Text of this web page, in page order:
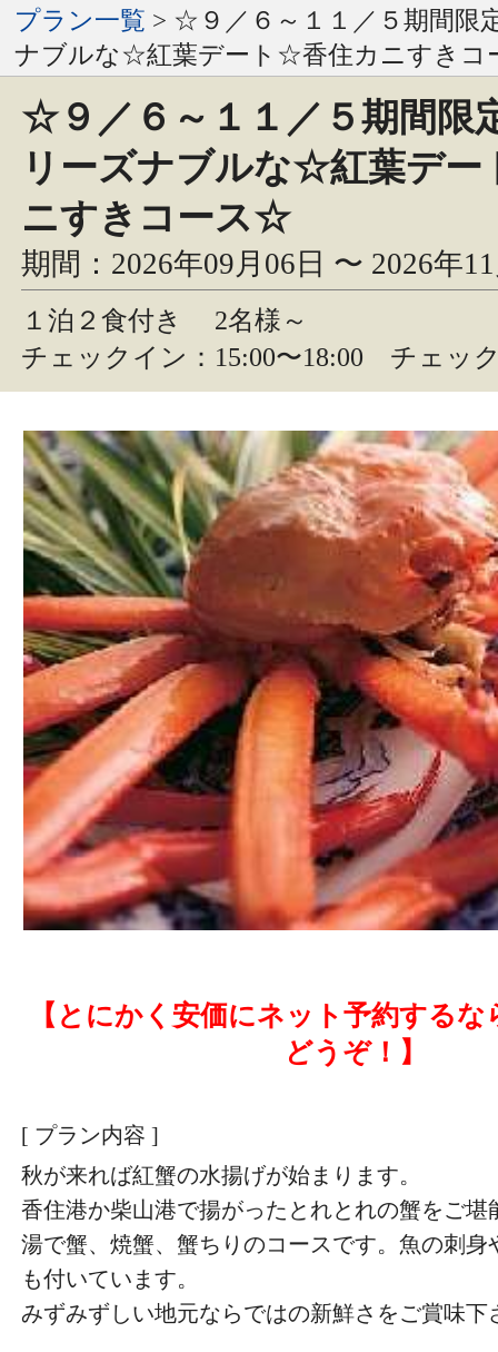
プラン一覧 > ☆９／６～１１／５期間限
ナブルな☆紅葉デート☆香住カニすき
☆９／６～１１／５期間限
リーズナブルな☆紅葉デ
ニすきコース☆
期間：2026年09月06日 〜 2026年
１泊２食付き
2名様～
チェックイン：15:00〜18:00 チェッ
【とにかく安価にネット予約する
どうぞ！】
[ プラン内容 ]
秋が来れば紅蟹の水揚げが始まります。
香住港か柴山港で揚がったとれとれの蟹をご堪
湯で蟹、焼蟹、蟹ちりのコースです。魚の刺身
も付いています。
みずみずしい地元ならではの新鮮さをご賞味下